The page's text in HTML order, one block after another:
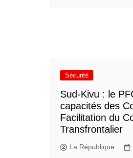
Sécurité
Sud-Kivu : le
capacités des
Facilitation du
Transfrontalier
La République